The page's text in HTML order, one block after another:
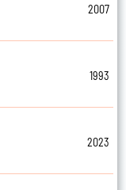
2007
1993
2023